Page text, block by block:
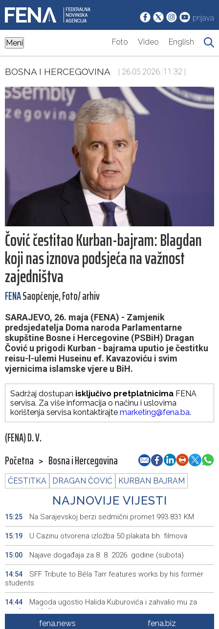
prijava
Meni Foto Video English
BOSNA I HERCEGOVINA | 26.05.2026. 11:32 |
Čović čestitao Kurban-bajram: Blagdan
koji nas iznova podsjeća na važnost
zajedništva
FENASaopćenje, Foto/ arhiv
SARAJEVO, 26. maja (FENA) - Zamjenik
predsjedatelja Doma naroda Parlamentarne
skupštine Bosne i Hercegovine (PSBiH) Dragan
Čović u prigodi Kurban - bajrama uputio je čestitku
reisu-l-ulemi Huseinu ef. Kavazoviću i svim
vjernicima islamske vjere u BiH.
Sadržaj dostupan isključivo pretplatnicima FENA
servisa. Za više informacija o načinu i uslovima
korištenja servisa kontaktirajte marketing@fena.ba.
(FENA) D. V.
Početna > Bosna i Hercegovina
ČESTITKA DRAGAN ČOVIĆ KURBAN BAJRAM
NAJNOVIJE VIJESTI
15:25 Na Sarajevskoj berzi sedmični promet 993.831 KM
15:19 U Cazinu otvorena izložba 50 plakata bh. filmova
15:00 Najave događaja za 8. 8. 2026. godine (subota)
14:54
SFF Tribute to Béla Tarr features works by his former
students
14:44
Magoda ugostio Halida Kuburovića i zahvalio mu za
predanost kulturi
fena.news fena.biz